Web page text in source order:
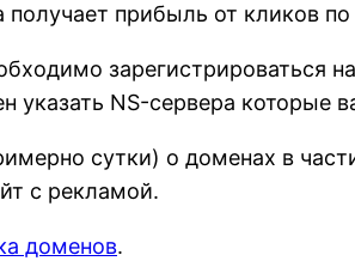
получает прибыль от кликов
зарегистрироваться
указать NS-сервера которые
сутки) о доменах в
с рекламой.
доменов.